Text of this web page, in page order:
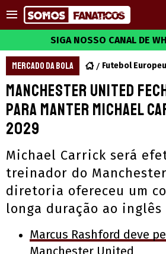
SIGA NOSSO CANAL DE
MERCADO DA BOLA Futebol Europeu
Manchester United
para manter Michael
2029
Michael Carrick será
treinador do
diretoria ofereceu um
longa duração ao inglês
Marcus Rashford deve
Manchester United